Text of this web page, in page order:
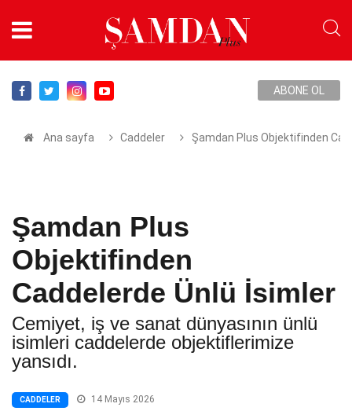
ABONE OL
Ana sayfa Caddeler Şamdan Plus Objektifinden
Şamdan Plus
Objektifinden
Caddelerde Ünlü İsimler
Cemiyet, iş ve sanat dünyasının ünlü
isimleri caddelerde objektiflerimize
yansıdı.
CADDELER 14 Mayıs 2026